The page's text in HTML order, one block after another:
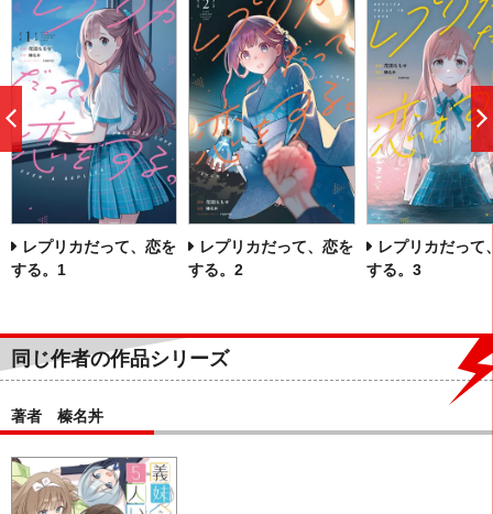
レプリカだって、恋を
する。1
レプリカだって、恋を
する。2
レプリカだって
する。3
前
へ
同じ作者の作品シリーズ
著者 榛名丼